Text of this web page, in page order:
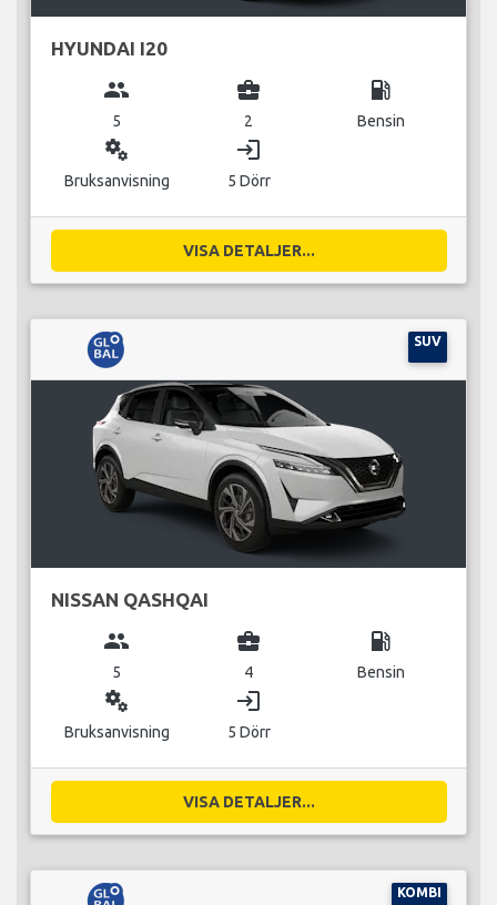
HYUNDAI I20
group
5
business_center
2
local_gas_station
Bensin
miscellaneous_services
Bruksanvisning
login
5 Dörr
VISA DETALJER...
SUV
NISSAN QASHQAI
group
5
business_center
4
local_gas_station
Bensin
miscellaneous_services
Bruksanvisning
login
5 Dörr
VISA DETALJER...
KOMBI